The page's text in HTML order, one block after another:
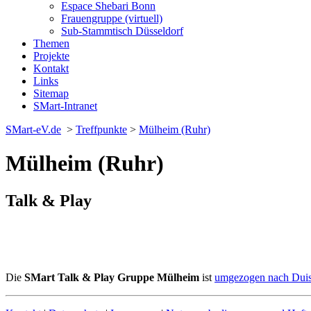
Espace Shebari Bonn
Frauengruppe (virtuell)
Sub-Stammtisch Düsseldorf
Themen
Projekte
Kontakt
Links
Sitemap
SMart-Intranet
SMart-eV.de > Treffpunkte > Mülheim (Ruhr)
Mülheim (Ruhr)
Talk & Play
Die SMart Talk & Play Gruppe Mülheim ist umgezogen nach